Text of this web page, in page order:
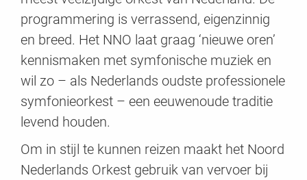
programmering is verrassend, eigenzinnig
en breed. Het NNO laat graag ‘nieuwe oren’
kennismaken met symfonische muziek en
wil zo – als Nederlands oudste professionele
symfonieorkest – een eeuwenoude traditie
levend houden.
Om in stijl te kunnen reizen maakt het Noord
Nederlands Orkest gebruik van vervoer bij